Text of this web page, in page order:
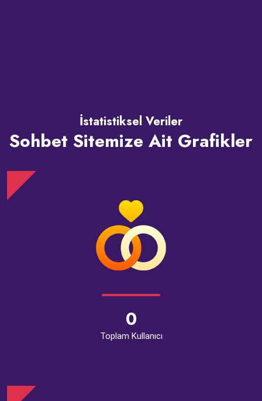
İstatistiksel Veriler
Sohbet Sitemize Ait Grafikler
0
Toplam Kullanıcı